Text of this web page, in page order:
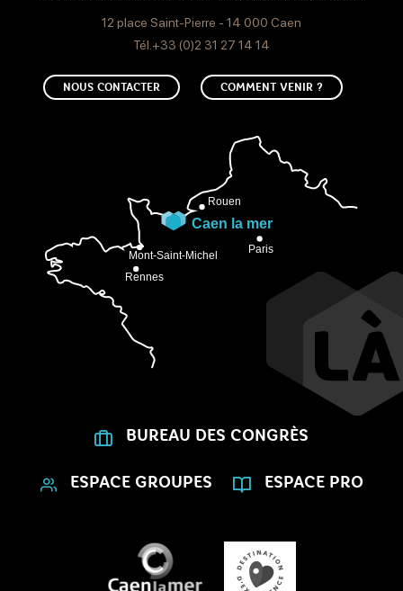
12 place Saint-Pierre - 14 000 Caen
Tél.+33 (0)2 31 27 14 14
NOUS CONTACTER COMMENT VENIR ?
BUREAU DES CONGRÈS
ESPACE GROUPES ESPACE PRO